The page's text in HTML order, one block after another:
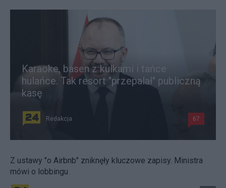
Karaoke, basen z kulkami i tańce
hulańce. Tak resort "przepalał" publiczną
kasę
Redakcja 67
Z ustawy "o Airbnb" zniknęły kluczowe zapisy. Ministra
mówi o lobbingu